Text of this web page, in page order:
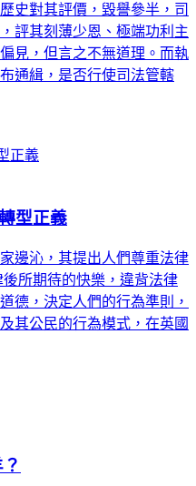
史對其評價，毀譽參半，司
評其刻薄少恩、極端功利主
見，但言之不無道理。而執
通緝，是否行使司法管轄
型正義
邊沁，其提出人們尊重法律
所期待的快樂，違背法律
德，決定人們的行為準則，
其公民的行為模式，在英國